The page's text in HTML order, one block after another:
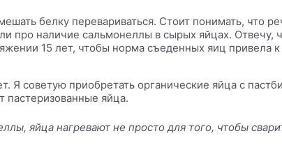
белку перевариваться. Стоит понимать, что
про наличие сальмонеллы в сырых яйцах. Отвечу,
15 лет, чтобы норма съеденных яиц привела
Я советую приобретать органические яйца с
пастеризованные яйца.
яйца нагревают не просто для того, чтобы